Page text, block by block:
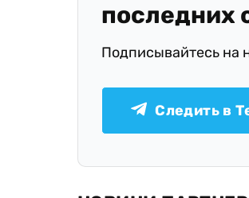
последних
Подписывайтесь на
Следить в